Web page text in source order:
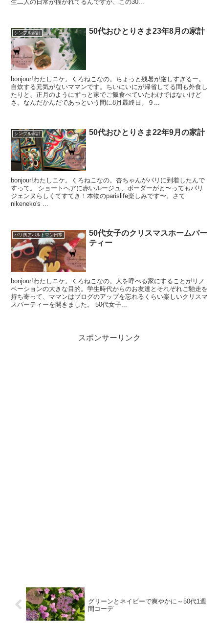
生二人の日常が描かれてるんですが、この30...
シンプル家計 50代おひとりさま23年8月の家計
bonjour!わたしニケ。くろねこなの。ちょっと残暑が厳しすぎるー。
自炊する元気がないママンです。ちいにいにが帰省してる間も外食し
たりと、正月のようにずっと家でご飯食べていたわけではないけど
さ。なんだかんだであっという間に8月最終日。９...
シンプル家計 50代おひとりさま22年9月の家計
bonjour!わたしニケ。くろねこなの。杏ちゃんがパリに到着したんで
すって。 ショートヘアに赤いルージュ、ボーダーがと〜ってもパリ
ジェンヌらしくてすてき！本物のparislife楽しみです〜。さて
nikeneko's ...
パリ風アパルトマン日常
50代女子のクリスマスホームパー
ティー
bonjour!わたしニケ。くろねこなの。人を呼べる家にすることがリノ
ベーションの大きな目的。学生時代からのお友達とそれぞれご馳走を
持ち寄って、ママンはブログのアップを忘れるくらい楽しいクリスマ
スパーティーを開きました。 50代女子...
スポンサーリンク
グリーンとネイビーで爽やかに～50代1週
間コーデ